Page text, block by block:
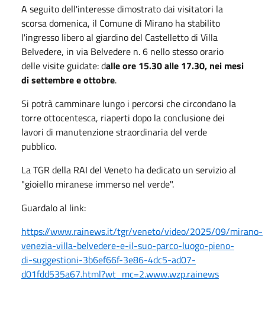
A seguito dell'interesse dimostrato dai visitatori la
scorsa domenica, il Comune di Mirano ha stabilito
l'ingresso libero al giardino del Castelletto di Villa
Belvedere, in via Belvedere n. 6 nello stesso orario
delle visite guidate: dalle ore 15.30 alle 17.30, nei mesi
di settembre e ottobre.
Si potrà camminare lungo i percorsi che circondano la
torre ottocentesca, riaperti dopo la conclusione dei
lavori di manutenzione straordinaria del verde
pubblico.
La TGR della RAI del Veneto ha dedicato un servizio al
"gioiello miranese immerso nel verde".
Guardalo al link:
https://www.rainews.it/tgr/veneto/video/2025/09/mirano-
venezia-villa-belvedere-e-il-suo-parco-luogo-pieno-
di-suggestioni-3b6ef66f-3e86-4dc5-ad07-
d01fdd535a67.html?wt_mc=2.www.wzp.rainews